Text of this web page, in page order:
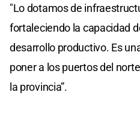
"Lo dotamos de
fortaleciendo la capacidad
desarrollo productivo. Es
poner a los puertos del
la provincia”.